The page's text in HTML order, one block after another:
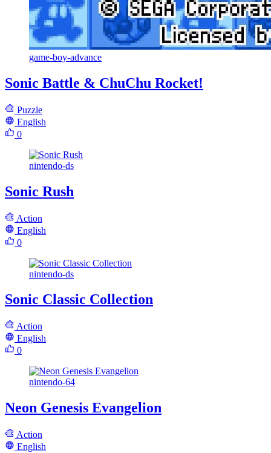
game-boy-advance
Sonic Battle & ChuChu Rocket!
Puzzle
English
0
nintendo-ds
Sonic Rush
Action
English
0
nintendo-ds
Sonic Classic Collection
Action
English
0
nintendo-64
Neon Genesis Evangelion
Action
English